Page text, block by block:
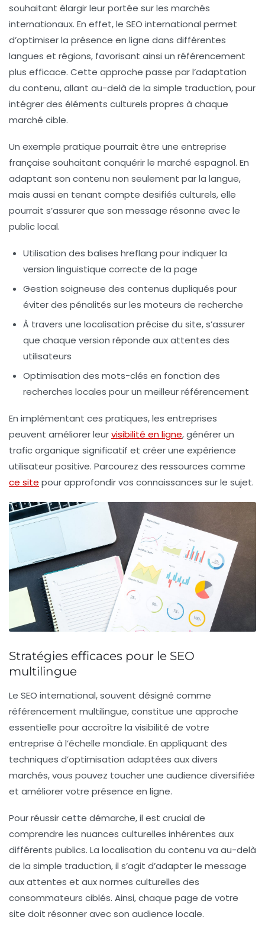
souhaitant élargir leur portée sur les marchés
internationaux. En effet, le SEO international permet
d’optimiser la présence en ligne dans différentes
langues et régions, favorisant ainsi un référencement
plus efficace. Cette approche passe par l’adaptation
du contenu, allant au-delà de la simple traduction, pour
intégrer des éléments culturels propres à chaque
marché cible.
Un exemple pratique pourrait être une entreprise
française souhaitant conquérir le marché espagnol. En
adaptant son contenu non seulement par la langue,
mais aussi en tenant compte desifiés culturels, elle
pourrait s’assurer que son message résonne avec le
public local.
Utilisation des balises hreflang pour indiquer la
version linguistique correcte de la page
Gestion soigneuse des contenus dupliqués pour
éviter des pénalités sur les moteurs de recherche
À travers une localisation précise du site, s’assurer
que chaque version réponde aux attentes des
utilisateurs
Optimisation des mots-clés en fonction des
recherches locales pour un meilleur référencement
En implémentant ces pratiques, les entreprises
peuvent améliorer leurvisibilité en ligne, générer un
trafic organique significatif et créer une expérience
utilisateur positive. Parcourez des ressources comme
ce site pour approfondir vos connaissances sur le sujet.
Stratégies efficaces pour le SEO
multilingue
Le SEO international, souvent désigné comme
référencement multilingue, constitue une approche
essentielle pour accroître la visibilité de votre
entreprise à l’échelle mondiale. En appliquant des
techniques d’optimisation adaptées aux divers
marchés, vous pouvez toucher une audience diversifiée
et améliorer votre présence en ligne.
Pour réussir cette démarche, il est crucial de
comprendre les nuances culturelles inhérentes aux
différents publics. La localisation du contenu va au-delà
de la simple traduction, il s’agit d’adapter le message
aux attentes et aux normes culturelles des
consommateurs ciblés. Ainsi, chaque page de votre
site doit résonner avec son audience locale.